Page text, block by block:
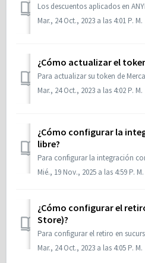
Mar., 24 Oct., 2023 a las 4:01 P. M.
¿Cómo actualizar el
Mar., 24 Oct., 2023 a las 4:02 P. M.
¿Cómo configurar la
libre?
Mié., 19 Nov., 2025 a las 4:59 P. M.
¿Cómo configurar el
Store)?
Mar., 24 Oct., 2023 a las 4:05 P. M.